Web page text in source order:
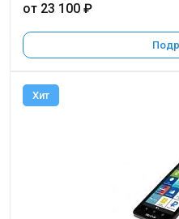
от 23 100 ₽
Хит